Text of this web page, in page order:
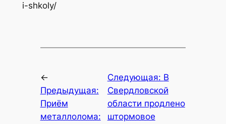
i-shkoly/
←
Предыдущая:
Приём
металлолома:
Следующая: В
Свердловской
области продлено
штормовое